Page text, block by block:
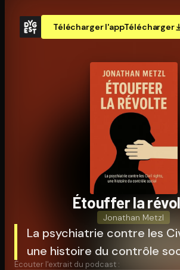
Télécharger l'appTélécharger
Étouffer la
Jonathan Metzl
La psychiatrie contre les
une histoire du contrôle
Écouter l'extrait du podcast :